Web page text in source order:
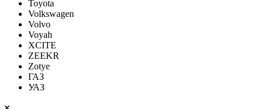
Toyota
Volkswagen
Volvo
Voyah
XCITE
ZEEKR
Zotye
ГАЗ
УАЗ